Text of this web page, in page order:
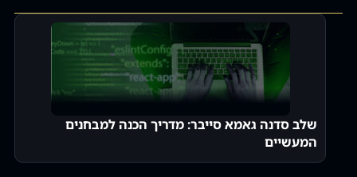
שלב סדנה גאמא סייבר: מדריך הכנה למבחנים
המעשיים